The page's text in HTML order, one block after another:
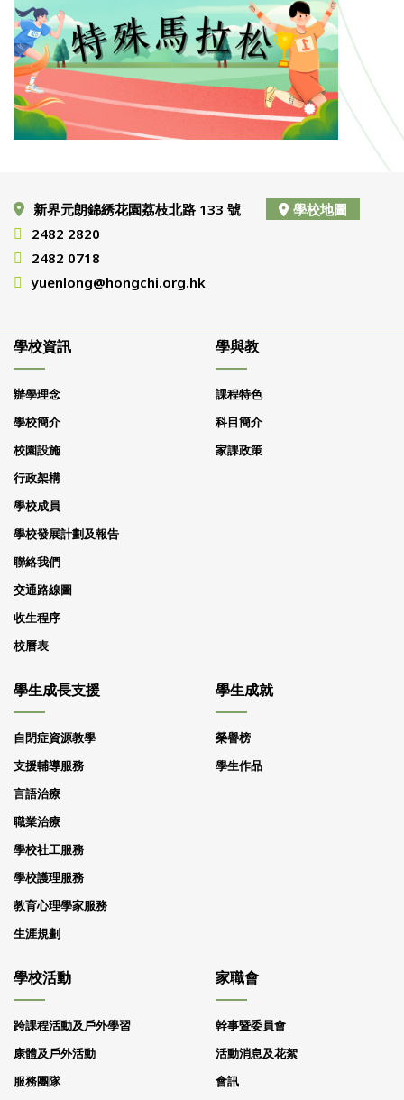
新界元朗錦綉花園荔枝北路 133 號
學校地圖
2482 2820
2482 0718
yuenlong@hongchi.org.hk
學校資訊
辦學理念
學校簡介
校園設施
行政架構
學校成員
學校發展計劃及報告
聯絡我們
交通路線圖
收生程序
校曆表
學與教
課程特色
科目簡介
家課政策
學生成長支援
自閉症資源教學
支援輔導服務
言語治療
職業治療
學校社工服務
學校護理服務
教育心理學家服務
生涯規劃
學生成就
榮譽榜
學生作品
學校活動
跨課程活動及戶外學習
康體及戶外活動
服務團隊
家職會
幹事暨委員會
活動消息及花絮
會訊